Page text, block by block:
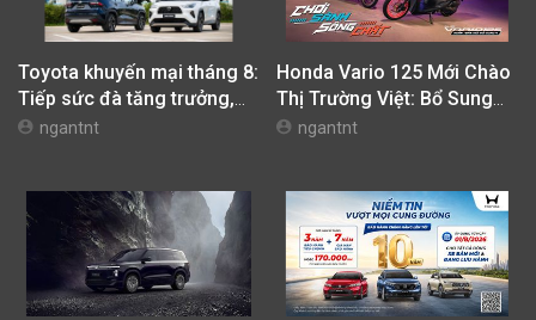
Toyota khuyến mại tháng 8:
Tiếp sức đà tăng trưởng,
tối ưu chi phí mua xe
ngantnt
Honda Vario 125 Mới Chào
Thị Trường Việt: Bổ Sung
Phiên Bản Street, Giá Từ
ngantnt